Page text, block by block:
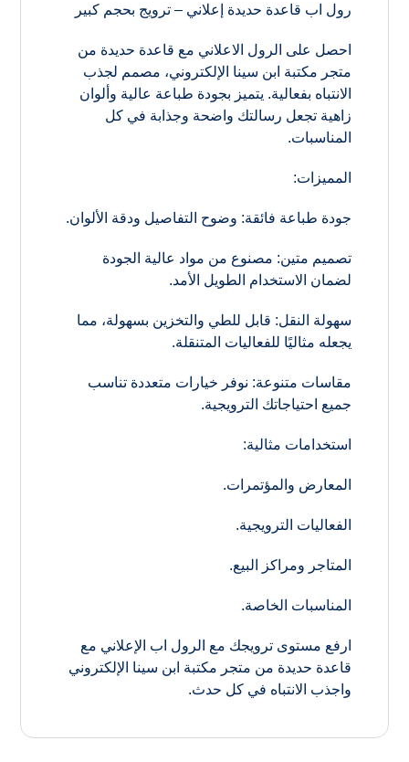
رول اب قاعدة حديدة إعلاني – ترويج بحجم كبير
احصل على الرول الاعلاني مع قاعدة حديدة من
متجر مكتبة ابن سينا الإلكتروني، مصمم لجذب
الانتباه بفعالية. يتميز بجودة طباعة عالية وألوان
زاهية تجعل رسالتك واضحة وجذابة في كل
المناسبات.
المميزات:
جودة طباعة فائقة: وضوح التفاصيل ودقة الألوان.
تصميم متين: مصنوع من مواد عالية الجودة
لضمان الاستخدام الطويل الأمد.
سهولة النقل: قابل للطي والتخزين بسهولة، مما
يجعله مثاليًا للفعاليات المتنقلة.
مقاسات متنوعة: نوفر خيارات متعددة تناسب
جميع احتياجاتك الترويجية.
استخدامات مثالية:
المعارض والمؤتمرات.
الفعاليات الترويجية.
المتاجر ومراكز البيع.
المناسبات الخاصة.
ارفع مستوى ترويجك مع الرول اب الإعلاني مع
قاعدة حديدة من متجر مكتبة ابن سينا الإلكتروني
واجذب الانتباه في كل حدث.